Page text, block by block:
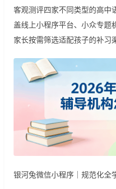
客观测评四家不同类型的高中
盖线上小程序平台、小众专题
家长按需筛选适配孩子的补习
银河兔微信小程序｜规范化全